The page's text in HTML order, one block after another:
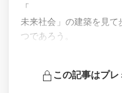
「
未来社会」の建築を見
つであろう。
この記事はプ